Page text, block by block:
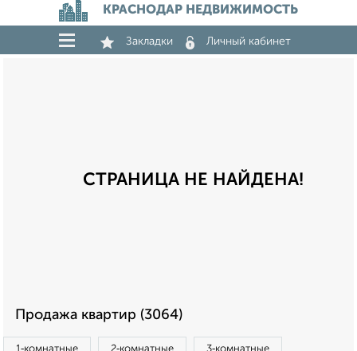
КРАСНОДАР НЕДВИЖИМОСТЬ
Закладки Личный кабинет
СТРАНИЦА НЕ НАЙДЕНА!
Продажа квартир (3064)